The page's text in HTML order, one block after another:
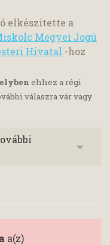
elkészítette a
Megyei Jogú
Hivatal -hoz
ehhez a régi
válaszra vár vagy
a(z)